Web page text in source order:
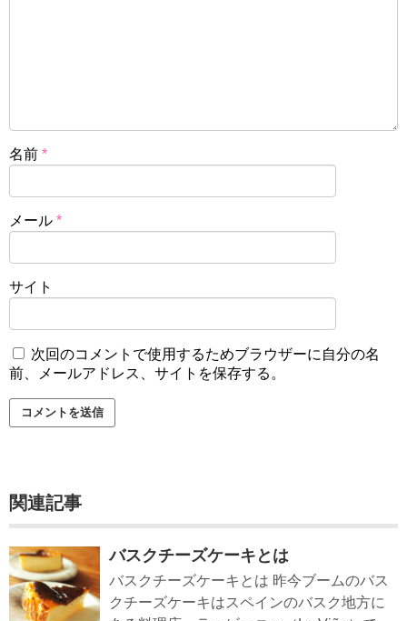
名前 *
メール *
サイト
次回のコメントで使用するためブラウザーに自分の名
前、メールアドレス、サイトを保存する。
関連記事
バスクチーズケーキとは
バスクチーズケーキとは 昨今ブームのバス
クチーズケーキはスペインのバスク地方に